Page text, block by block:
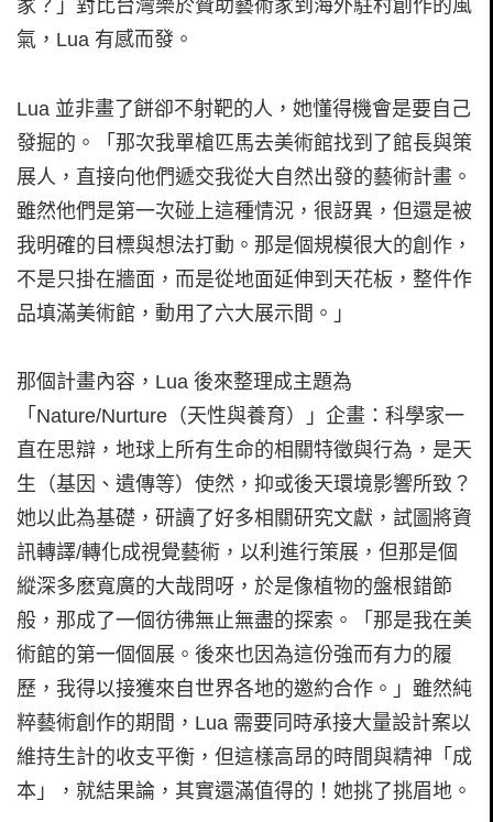
家？」對比台灣樂於贊助藝術家到海外駐村創作的風
氣，Lua 有感而發。
Lua 並非畫了餅卻不射靶的人，她懂得機會是要自己
發掘的。「那次我單槍匹馬去美術館找到了館長與策
展人，直接向他們遞交我從大自然出發的藝術計畫。
雖然他們是第一次碰上這種情況，很訝異，但還是被
我明確的目標與想法打動。那是個規模很大的創作，
不是只掛在牆面，而是從地面延伸到天花板，整件作
品填滿美術館，動用了六大展示間。」
那個計畫內容，Lua 後來整理成主題為
「Nature/Nurture（天性與養育）」企畫：科學家一
直在思辯，地球上所有生命的相關特徵與行為，是天
生（基因、遺傳等）使然，抑或後天環境影響所致？
她以此為基礎，研讀了好多相關研究文獻，試圖將資
訊轉譯/轉化成視覺藝術，以利進行策展，但那是個
縱深多麽寬廣的大哉問呀，於是像植物的盤根錯節
般，那成了一個彷彿無止無盡的探索。「那是我在美
術館的第一個個展。後來也因為這份強而有力的履
歷，我得以接獲來自世界各地的邀約合作。」雖然純
粹藝術創作的期間，Lua 需要同時承接大量設計案以
維持生計的收支平衡，但這樣高昂的時間與精神「成
本」，就結果論，其實還滿值得的！她挑了挑眉地。